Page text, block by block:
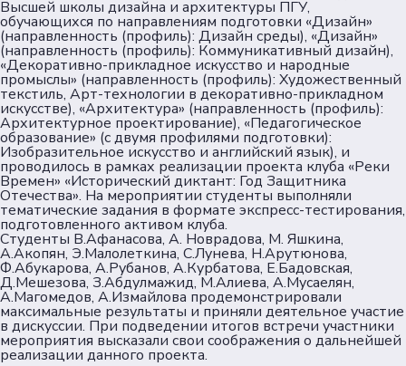
Высшей школы дизайна и архитектуры ПГУ,
обучающихся по направлениям подготовки «Дизайн»
(направленность (профиль): Дизайн среды), «Дизайн»
(направленность (профиль): Коммуникативный дизайн),
«Декоративно-прикладное искусство и народные
промыслы» (направленность (профиль): Художественный
текстиль, Арт-технологии в декоративно-прикладном
искусстве), «Архитектура» (направленность (профиль):
Архитектурное проектирование), «Педагогическое
образование» (с двумя профилями подготовки):
Изобразительное искусство и английский язык), и
проводилось в рамках реализации проекта клуба «Реки
Времен» «Исторический диктант: Год Защитника
Отечества». На мероприятии студенты выполняли
тематические задания в формате экспресс-тестирования,
подготовленного активом клуба.
Студенты В.Афанасова, А. Новрадова, М. Яшкина,
А.Акопян, Э.Малолеткина, С.Лунева, Н.Арутюнова,
Ф.Абукарова, А.Рубанов, А.Курбатова, Е.Бадовская,
Д.Мешезова, З.Абдулмажид, М.Алиева, А.Мусаелян,
А.Магомедов, А.Измайлова продемонстрировали
максимальные результаты и приняли деятельное участие
в дискуссии. При подведении итогов встречи участники
мероприятия высказали свои соображения о дальнейшей
реализации данного проекта.
Политика обеспечения безопасности
персональных данных
сети
Телеграм
ВКонтакте
Max